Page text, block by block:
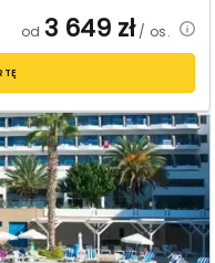
od 3 649 zł/ os.